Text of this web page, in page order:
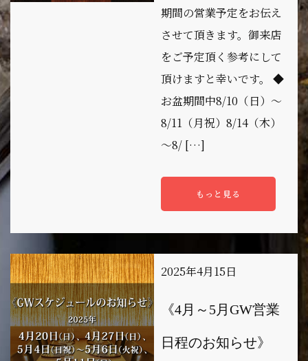
期間の営業予定をお伝え
させて頂きます。御来店
をご予定頂く参考にして
頂けますと幸いです。 ◆
お盆期間中8/10（日）～
8/11（月祝）8/14（木）
～8/ […]
もっと見る
2025年4月15日
《4月～5月GW営業
日程のお知らせ》